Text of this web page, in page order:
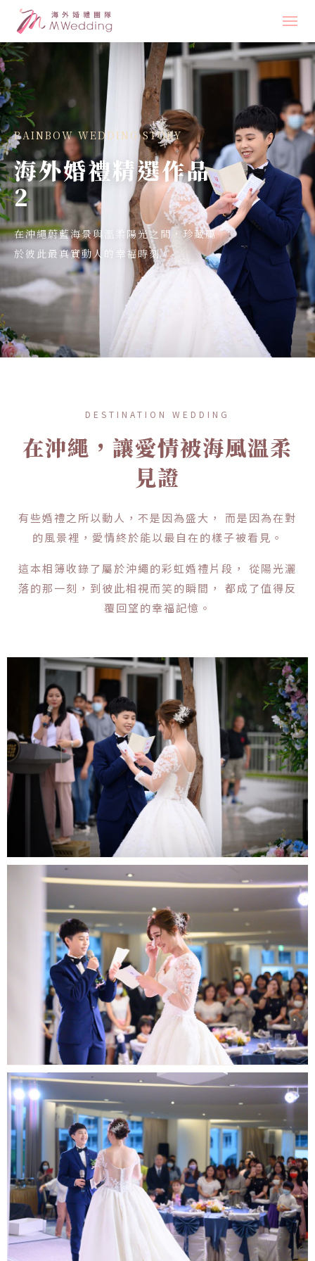
沖繩婚禮
海外婚禮
彩虹婚禮
海外婚禮精選作品
婚禮大小事
結婚服務
預約咨詢
RAINBOW WEDDING STORY
海外婚禮精選作品
2
在沖繩蔚藍海景與溫柔陽光之間，珍藏屬
於彼此最真實動人的幸福時刻。
DESTINATION WEDDING
在沖繩，讓愛情被海風溫柔
見證
有些婚禮之所以動人，不是因為盛大， 而是因為在對
的風景裡，愛情終於能以最自在的樣子被看見。
這本相簿收錄了屬於沖繩的彩虹婚禮片段， 從陽光灑
落的那一刻，到彼此相視而笑的瞬間， 都成了值得反
覆回望的幸福記憶。